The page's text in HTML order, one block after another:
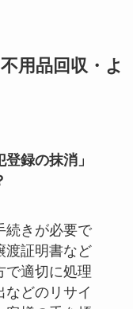
用品回収・よ
録の抹消」
続きが必要で
渡証明書など
で適切に処理
などのリサイ